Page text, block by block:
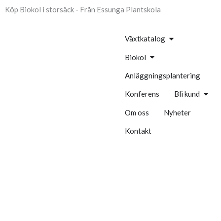
Hoppa
Köp Biokol i storsäck - Från Essunga Plantskola
Växtkatalog Öppna
Biokol Öppna Biokol
Anläggningsplantering
Konferens Bli kund
Om oss Nyheter
Kontakt